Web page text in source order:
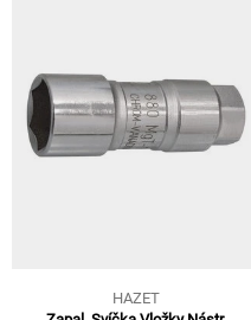
HAZET